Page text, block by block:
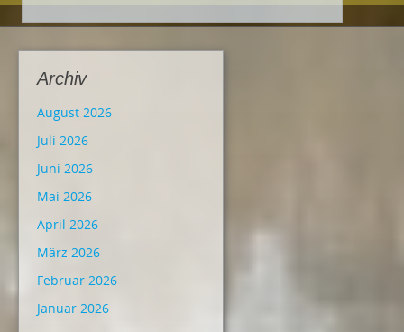
Archiv
August 2026
Juli 2026
Juni 2026
Mai 2026
April 2026
März 2026
Februar 2026
Januar 2026